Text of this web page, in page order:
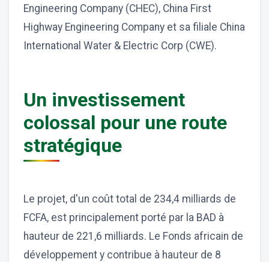
Engineering Company (CHEC), China First
Highway Engineering Company et sa filiale China
International Water & Electric Corp (CWE).
Un investissement
colossal pour une route
stratégique
Le projet, d'un coût total de 234,4 milliards de
FCFA, est principalement porté par la BAD à
hauteur de 221,6 milliards. Le Fonds africain de
développement y contribue à hauteur de 8